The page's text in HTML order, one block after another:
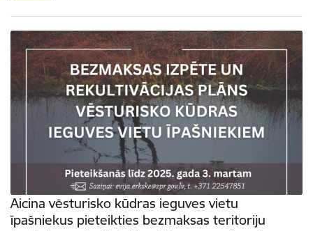
Aicina vēsturisko kūdras ieguves vietu
īpašniekus pieteikties bezmaksas teritoriju